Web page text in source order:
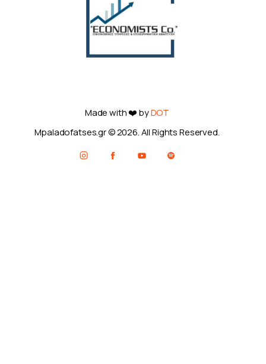
Made with ❤️ byDOT
Mpaladofatses.gr © 2026. All Rights Reserved.